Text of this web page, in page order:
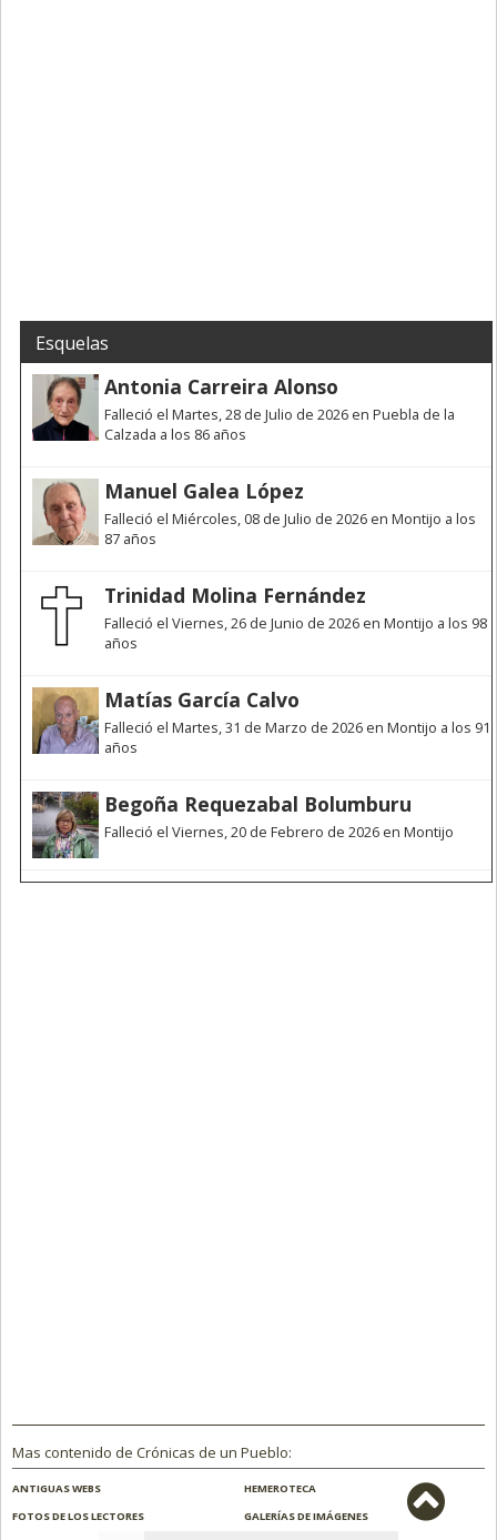
Esquelas
Antonia Carreira Alonso
Falleció el Martes, 28 de Julio de 2026 en Puebla de la
Calzada a los 86 años
Manuel Galea López
Falleció el Miércoles, 08 de Julio de 2026 en Montijo a los
87 años
Trinidad Molina Fernández
Falleció el Viernes, 26 de Junio de 2026 en Montijo a los 98
años
Matías García Calvo
Falleció el Martes, 31 de Marzo de 2026 en Montijo a los 91
años
Begoña Requezabal Bolumburu
Falleció el Viernes, 20 de Febrero de 2026 en Montijo
Mas contenido de Crónicas de un Pueblo:
ANTIGUAS WEBS
HEMEROTECA
FOTOS DE LOS LECTORES
GALERÍAS DE IMÁGENES